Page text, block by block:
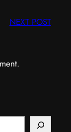
NEXT POST